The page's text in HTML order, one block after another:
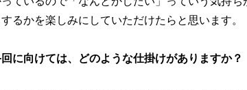
るかを楽しみにしていただけたらと思います。
に向けては、どのような仕掛けがありますか？